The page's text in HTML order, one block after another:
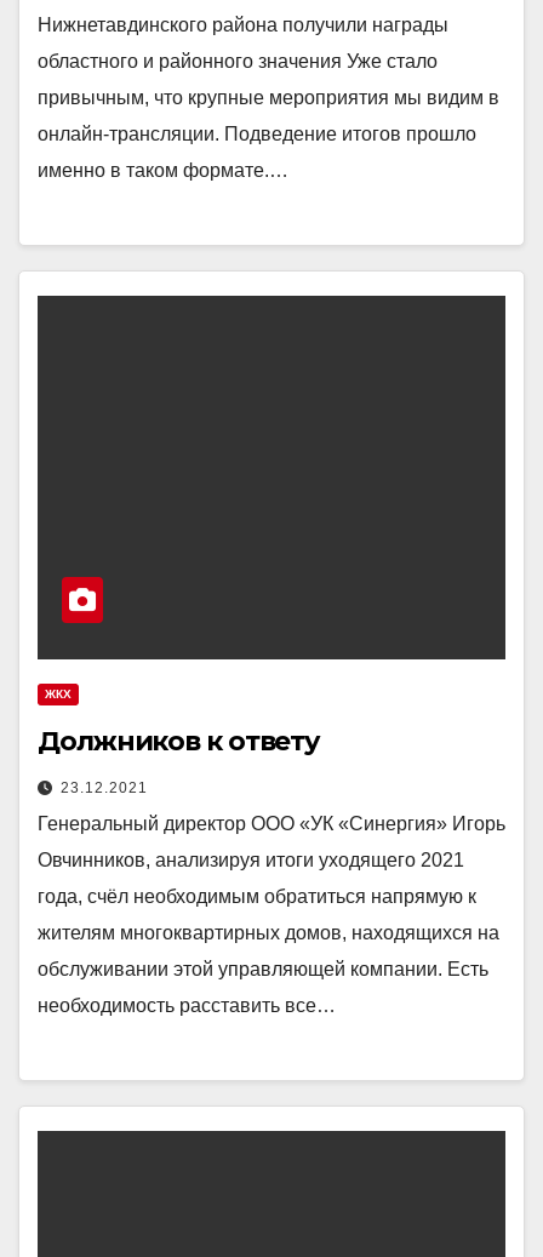
Нижнетавдинского района получили награды
областного и районного значения Уже стало
привычным, что крупные мероприятия мы видим в
онлайн-трансляции. Подведение итогов прошло
именно в таком формате.…
ЖКХ
Должников к ответу
23.12.2021
Генеральный директор ООО «УК «Синергия» Игорь
Овчинников, анализируя итоги уходящего 2021
года, счёл необходимым обратиться напрямую к
жителям многоквартирных домов, находящихся на
обслуживании этой управляющей компании. Есть
необходимость расставить все…